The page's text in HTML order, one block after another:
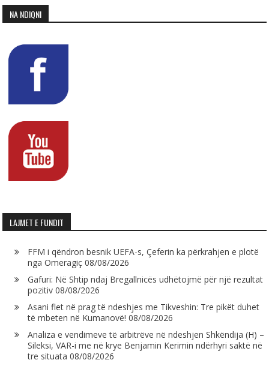
NA NDIQNI
LAJMET E FUNDIT
FFM i qëndron besnik UEFA-s, Çeferin ka përkrahjen e plotë
nga Omeragiç 08/08/2026
Gafuri: Në Shtip ndaj Bregallnicës udhëtojmë për një rezultat
pozitiv 08/08/2026
Asani flet në prag të ndeshjes me Tikveshin: Tre pikët duhet
të mbeten në Kumanovë! 08/08/2026
Analiza e vendimeve të arbitrëve në ndeshjen Shkëndija (H) –
Sileksi, VAR-i me në krye Benjamin Kerimin ndërhyri saktë në
tre situata 08/08/2026